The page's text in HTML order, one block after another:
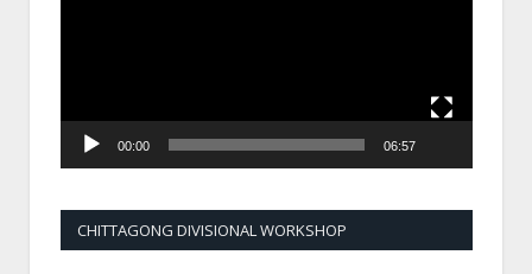
00:00 06:57
CHITTAGONG DIVISIONAL WORKSHOP